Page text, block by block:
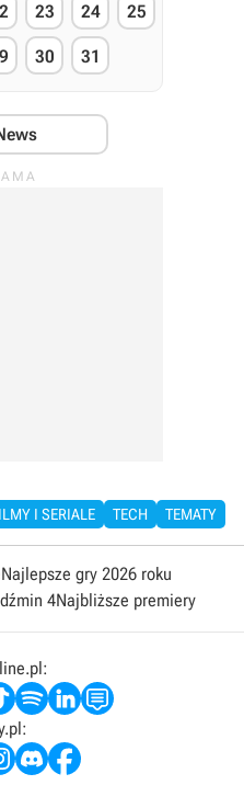
23 24 25
30 31
I SERIALE TECH TEMATY
Najlepsze gry 2026 roku
4Najbliższe premiery